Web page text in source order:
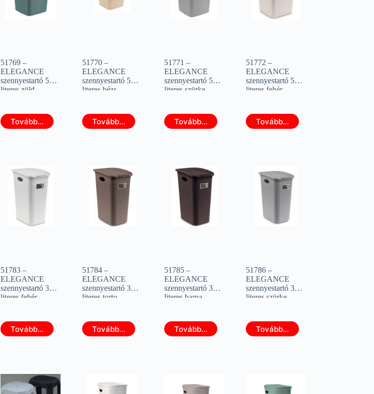
51769 –
ELEGANCE
szennyestartó 50
literes zöld
Tovább...
51770 –
ELEGANCE
szennyestartó 50
literes bézs
Tovább...
51771 –
ELEGANCE
szennyestartó 50
literes szürke
Tovább...
51772 –
ELEGANCE
szennyestartó 50
literes fehér
Tovább...
51783 –
ELEGANCE
szennyestartó 36
literes fehér
Tovább...
51784 –
ELEGANCE
szennyestartó 36
literes torto
Tovább...
51785 –
ELEGANCE
szennyestartó 36
literes barna
Tovább...
51786 –
ELEGANCE
szennyestartó 36
literes szürke
Tovább...